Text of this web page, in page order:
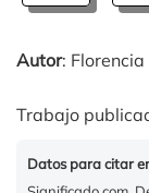
Autor: Florencia
Trabajo
Datos para citar